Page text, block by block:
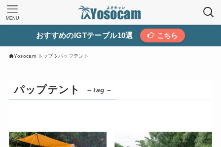
MENU
おすすめのIGTテーブル10選 こちら
Yosocam トップ パップテント
パップテント – tag –